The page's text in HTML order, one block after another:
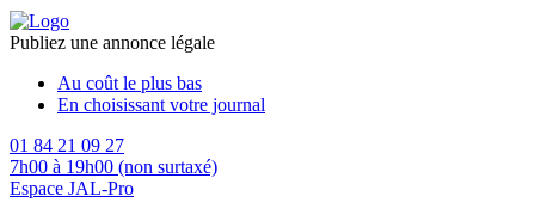
Publiez une annonce légale
Au coût le plus bas
En choisissant votre journal
01 84 21 09 27
7h00 à 19h00 (non surtaxé)
Espace JAL-Pro